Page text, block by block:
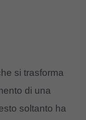
si trasforma
di una
soltanto ha